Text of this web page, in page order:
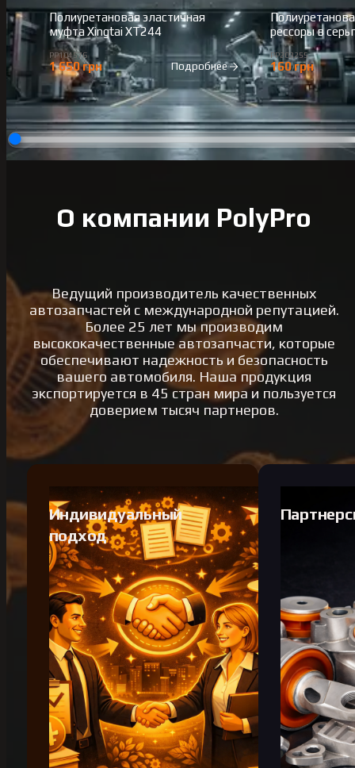
Полиуретановая эластичная
муфта Xingtai XT244
PP104576
1 650 грн Подробнее
рессоры в
2010-
PP203255
160 грн
О компании PolyPro
Ведущий производитель качественных
автозапчастей с международной репутацией.
Более 25 лет мы производим
высококачественные автозапчасти, которые
обеспечивают надежность и безопасность
вашего автомобиля. Наша продукция
экспортируется в 45 стран мира и пользуется
доверием тысяч партнеров.
Индивидуальный
подход